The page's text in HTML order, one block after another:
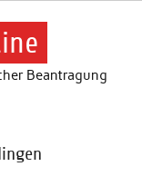
Beantragung